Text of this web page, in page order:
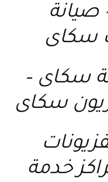
صيانة
سكاى
سكاى –
سكاى
خدمة